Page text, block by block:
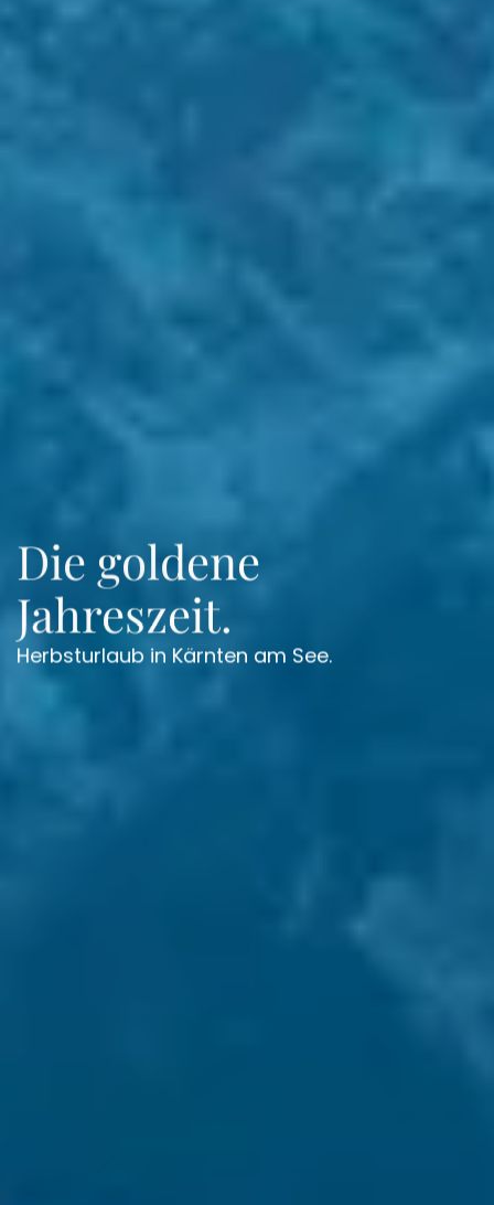
Die goldene
Jahreszeit.
Herbsturlaub in Kärnten am See.